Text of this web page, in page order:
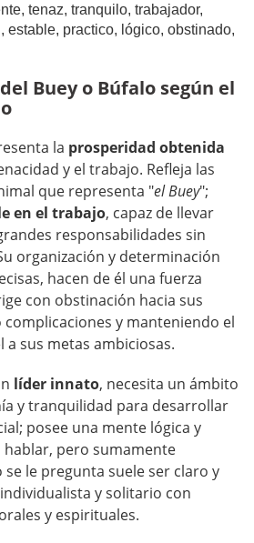
tenaz, tranquilo, trabajador,
estable, practico, lógico, obstinado,
Buey o Búfalo según el
la prosperidad obtenida
y el trabajo. Refleja las
que representa "el Buey";
en el trabajo, capaz de llevar
responsabilidades sin
organización y determinación
hacen de él una fuerza
con obstinación hacia sus
y manteniendo el
sus metas ambiciosas.
líder innato, necesita un ámbito
y tranquilidad para desarrollar
posee una mente lógica y
pero sumamente
le pregunta suele ser claro y
y solitario con
y espirituales.